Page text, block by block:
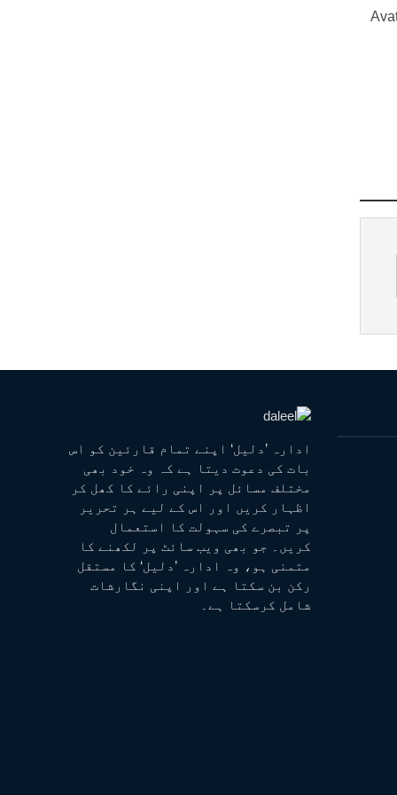
ادارہ ’دلیل‘ اپنے تمام قارئین کو اس
بات کی دعوت دیتا ہے کہ وہ خود بھی
مختلف مسائل پر اپنی رائے کا کھل کر
اظہار کریں اور اس کے لیے ہر تحریر
پر تبصرے کی سہولت کا استعمال
کریں۔ جو بھی ویب سائٹ پر لکھنے کا
متمنی ہو، وہ ادارہ ’دلیل‘ کا مستقل
رکن بن سکتا ہے اور اپنی نگارشات
شامل کرسکتا ہے۔